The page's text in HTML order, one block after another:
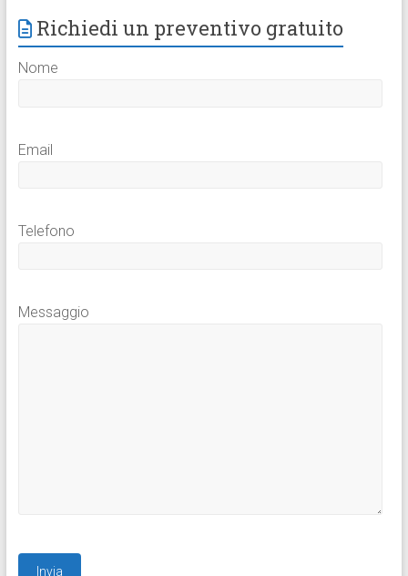
Richiedi un preventivo gratuito
Nome
Email
Telefono
Messaggio